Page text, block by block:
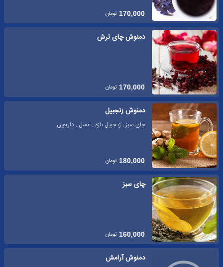
170,000 تومان
دمنوش چای ترش
170,000 تومان
دمنوش زنجبیل
چای سبز . زنجبیل تازه . عسل . دارچین
180,000 تومان
چای سبز
160,000 تومان
دمنوش آرامش